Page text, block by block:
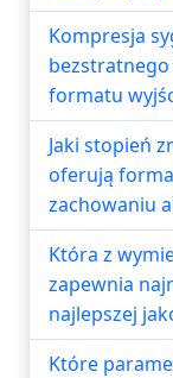
Kompresja
formatu
Jaki stopień
oferują
zachowaniu
Która z
zapewnia
najlepszej
Które